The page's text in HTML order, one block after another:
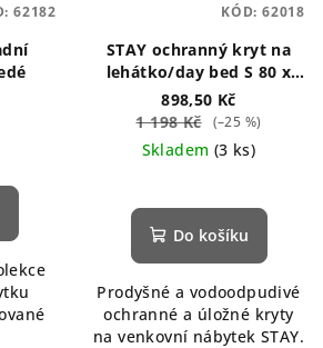
62182
STAY ochranný kryt na
lehátko/day bed S 80 x
190 cm
898,50 Kč
1 198 Kč
(–25 %)
Skladem (3 ks)
Do košíku
Prodyšné a vodoodpudivé
ochranné a úložné kryty
na venkovní nábytek STAY.
KÓD: 62018